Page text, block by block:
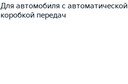
Для автомобиля c автоматической
коробкой передач